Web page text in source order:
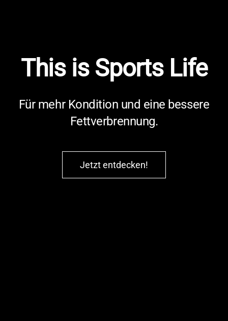
This is Sports Life
Für mehr Kondition und eine bessere
Fettverbrennung.
Jetzt entdecken!